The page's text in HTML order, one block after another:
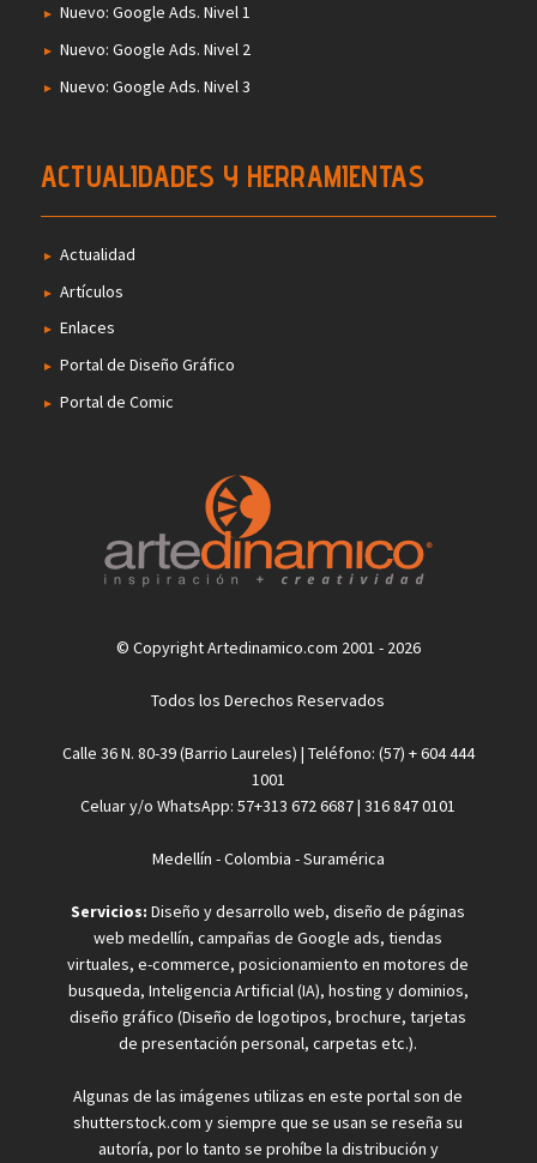
Nuevo: Google Ads. Nivel 1
Nuevo: Google Ads. Nivel 2
Nuevo: Google Ads. Nivel 3
ACTUALIDADES Y HERRAMIENTAS
Actualidad
Artículos
Enlaces
Portal de Diseño Gráfico
Portal de Comic
© Copyright Artedinamico.com 2001 - 2026
Todos los Derechos Reservados
Calle 36 N. 80-39 (Barrio Laureles) | Teléfono: (57) + 604 444
1001
Celuar y/o WhatsApp: 57+313 672 6687 | 316 847 0101
Medellín - Colombia - Suramérica
Servicios:Diseño y desarrollo web, diseño de páginas
web medellín, campañas de Google ads, tiendas
virtuales, e-commerce, posicionamiento en motores de
busqueda, Inteligencia Artificial (IA), hosting y dominios,
diseño gráfico (Diseño de logotipos, brochure, tarjetas
de presentación personal, carpetas etc.).
Algunas de las imágenes utilizas en este portal son de
shutterstock.com y siempre que se usan se reseña su
autoría, por lo tanto se prohíbe la distribución y